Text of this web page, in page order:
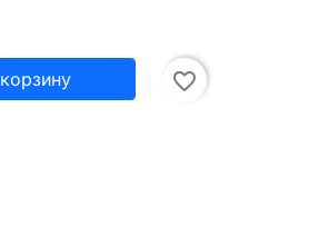
favorite_border